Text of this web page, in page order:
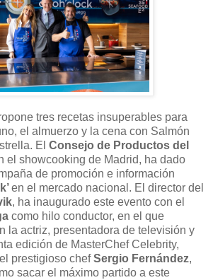
tres recetas insuperables para
el almuerzo y la cena con Salmón
El Consejo de Productos del
el showcooking de Madrid, ha dado
de promoción e información
en el mercado nacional. El director del
, ha inaugurado este evento con el
como hilo conductor, en el que
la actriz, presentadora de televisión y
edición de MasterChef Celebrity,
prestigioso chefSergio Fernández,
sacar el máximo partido a este